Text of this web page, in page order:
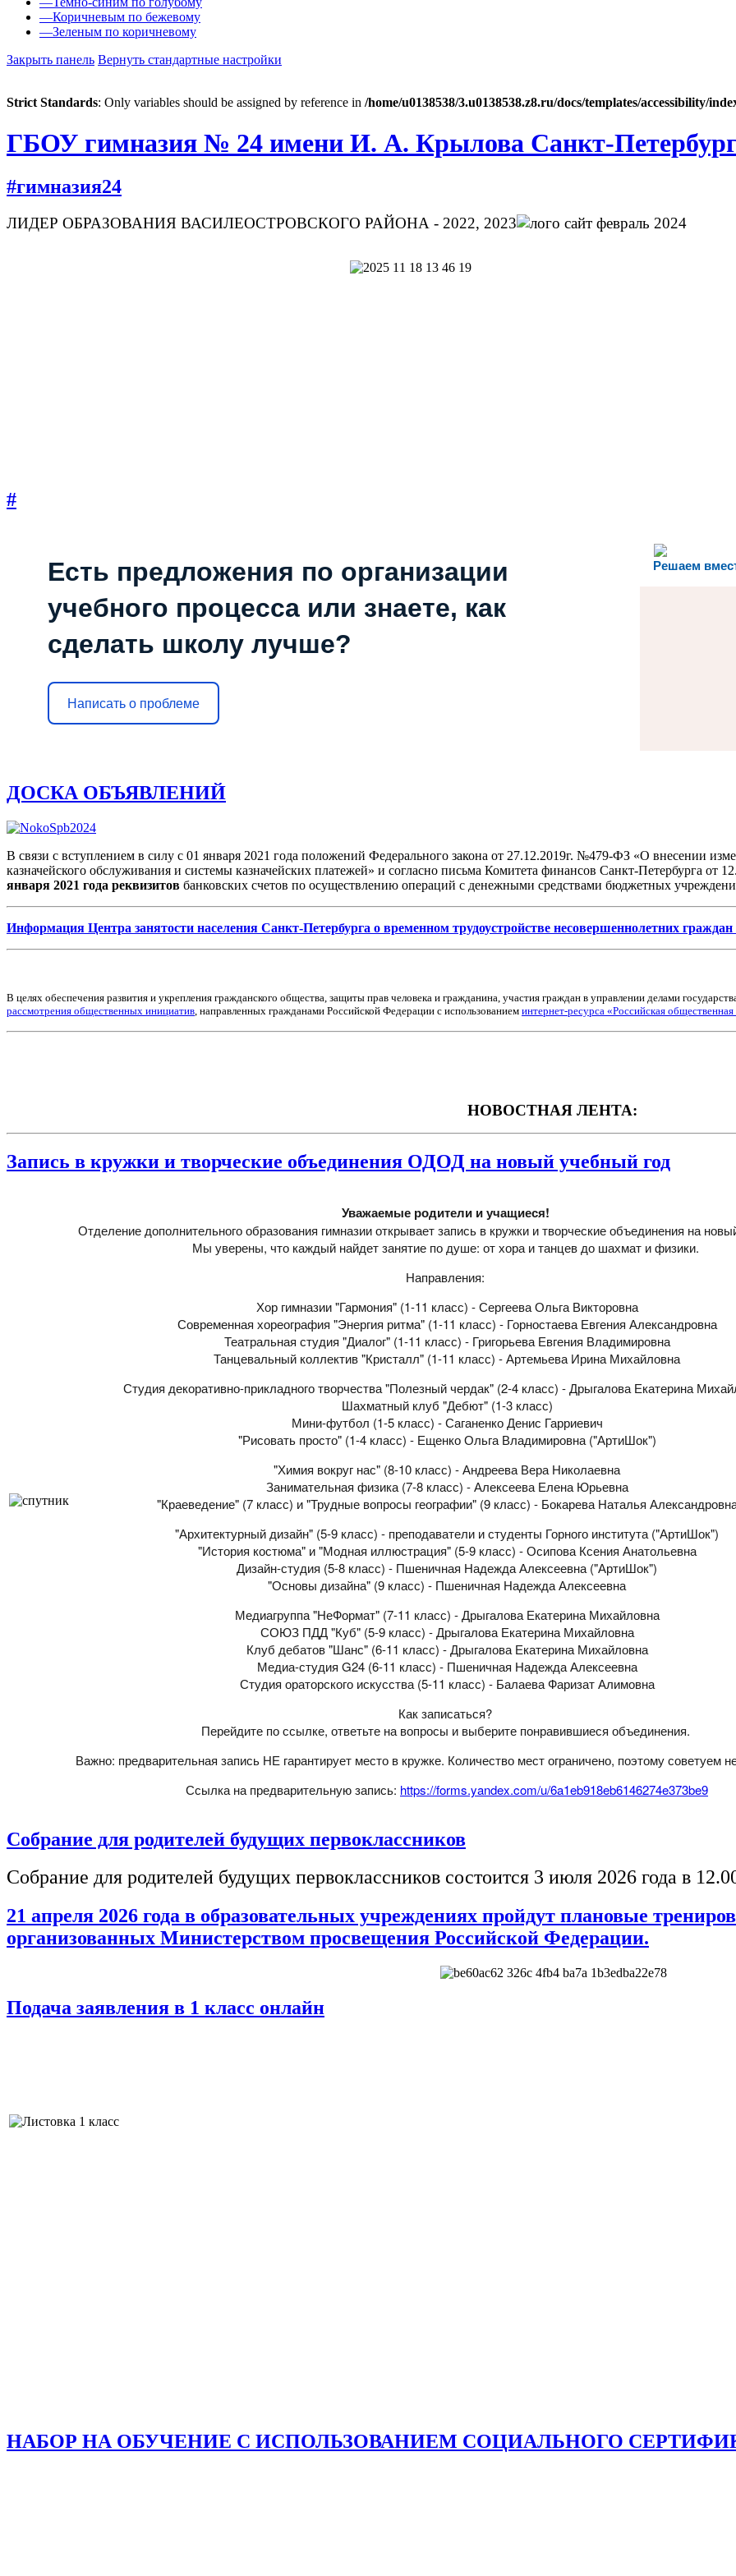
—Коричневым по бежевому
—Зеленым по коричневому
Закрыть панель Вернуть стандартные настройки
Strict Standards: Only variables should be assigned by reference in /home/u0138538/3.u0138538.z8.ru/docs/templates/accessibility/
ГБОУ гимназия № 24 имени И. А. Крылова Санкт-
#гимназия24
ЛИДЕР ОБРАЗОВАНИЯ ВАСИЛЕОСТРОВСКОГО РАЙОНА - 2022, 2023
#
Решаем
Есть предложения по организации
учебного процесса или знаете, как
сделать школу лучше?
Написать о проблеме
ДОСКА ОБЪЯВЛЕНИЙ
В связи с вступлением в силу с 01 января 2021 года положений Федерального закона от 27.12.2019г. №479-ФЗ «О внесении
казначейского обслуживания и системы казначейских платежей» и согласно письма Комитета финансов Санкт-Петербурга от
января 2021 года реквизитов банковских счетов по осуществлению операций с денежными средствами бюджетных
Информация Центра занятости населения Санкт-Петербурга о временном трудоустройстве несовершеннолетних
В целях обеспечения развития и укрепления гражданского общества, защиты прав человека и гражданина, участия граждан в управлении делами
рассмотрения общественных инициатив , направленных гражданами Российской Федерации с использованием интернет-ресурса «Российская
НОВОСТНАЯ ЛЕНТА:
Запись в кружки и творческие объединения ОДОД на новый учебный год
Уважаемые родители и учащиеся!
Отделение дополнительного образования гимназии открывает запись в кружки и творческие объединения на
Мы уверены, что каждый найдет занятие по душе: от хора и танцев до шахмат и физики.
Направления:
Хор гимназии "Гармония" (1-11 класс) - Сергеева Ольга Викторовна
Современная хореография "Энергия ритма" (1-11 класс) - Горностаева Евгения Александровна
Театральная студия "Диалог" (1-11 класс) - Григорьева Евгения Владимировна
Танцевальный коллектив "Кристалл" (1-11 класс) - Артемьева Ирина Михайловна
Студия декоративно-прикладного творчества "Полезный чердак" (2-4 класс) - Дрыгалова Екатерина
Шахматный клуб "Дебют" (1-3 класс)
Мини-футбол (1-5 класс) - Саганенко Денис Гарриевич
"Рисовать просто" (1-4 класс) - Ещенко Ольга Владимировна ("АртиШок")
"Химия вокруг нас" (8-10 класс) - Андреева Вера Николаевна
Занимательная физика (7-8 класс) - Алексеева Елена Юрьевна
"Краеведение" (7 класс) и "Трудные вопросы географии" (9 класс) - Бокарева Наталья
"Архитектурный дизайн" (5-9 класс) - преподаватели и студенты Горного института ("АртиШок")
"История костюма" и "Модная иллюстрация" (5-9 класс) - Осипова Ксения Анатольевна
Дизайн-студия (5-8 класс) - Пшеничная Надежда Алексеевна ("АртиШок")
"Основы дизайна" (9 класс) - Пшеничная Надежда Алексеевна
Медиагруппа "НеФормат" (7-11 класс) - Дрыгалова Екатерина Михайловна
СОЮЗ ПДД "Куб" (5-9 класс) - Дрыгалова Екатерина Михайловна
Клуб дебатов "Шанс" (6-11 класс) - Дрыгалова Екатерина Михайловна
Медиа-студия G24 (6-11 класс) - Пшеничная Надежда Алексеевна
Студия ораторского искусства (5-11 класс) - Балаева Фаризат Алимовна
Как записаться?
Перейдите по ссылке, ответьте на вопросы и выберите понравившиеся объединения.
Важно: предварительная запись НЕ гарантирует место в кружке. Количество мест ограничено, поэтому советуем
Ссылка на предварительную запись: https://forms.yandex.com/u/6a1eb918eb6146274e373be9
Собрание для родителей будущих первоклассников
Собрание для родителей будущих первоклассников состоится 3 июля 2026 года в
21 апреля 2026 года в образовательных учреждениях пройдут плановые
организованных Министерством просвещения Российской Федерации.
Подача заявления в 1 класс онлайн
НАБОР НА ОБУЧЕНИЕ С ИСПОЛЬЗОВАНИЕМ СОЦИАЛЬНОГО